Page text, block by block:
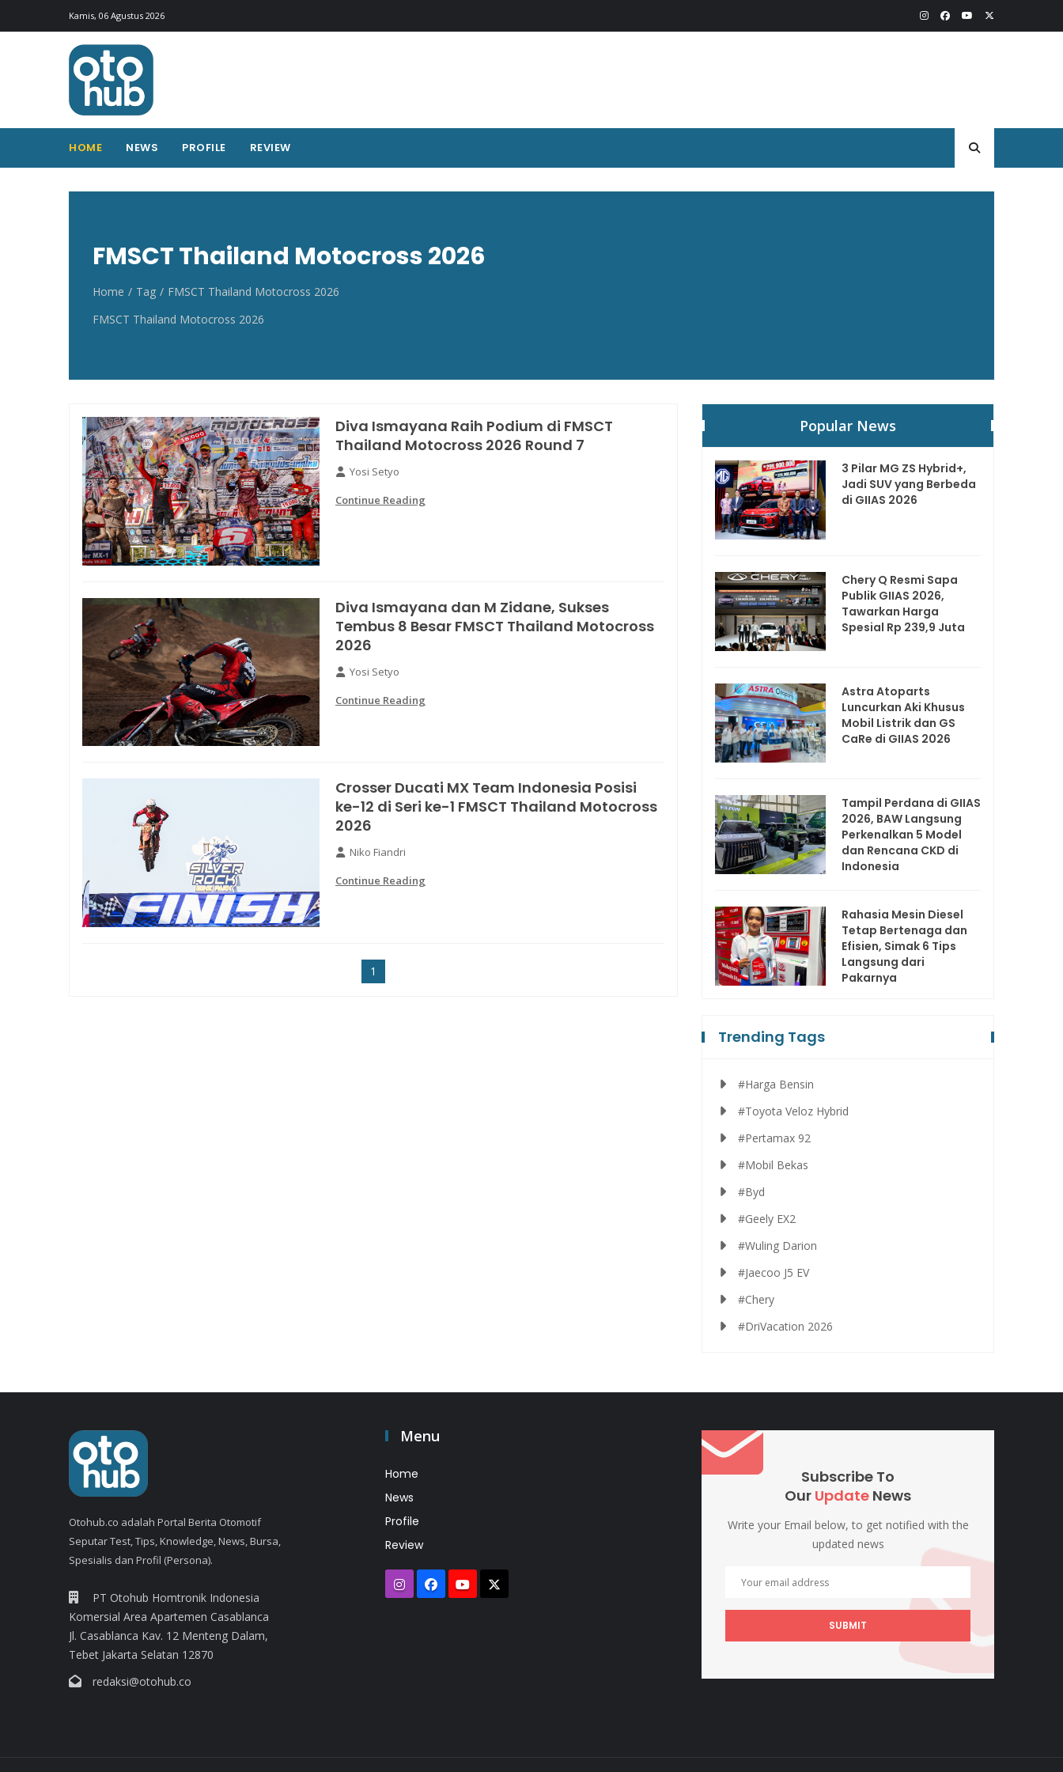
Kamis, 06 Agustus 2026
HOME NEWS PROFILE REVIEW
Otohub.co
Portal berita otomotif Indonesia terkini
FMSCT Thailand Motocross 2026
Home Tag
FMSCT Thailand Motocross 2026
FMSCT Thailand Motocross 2026
Diva Ismayana Raih Podium di FMSCT
Thailand Motocross 2026 Round 7
Yosi Setyo
Continue Reading
Diva Ismayana dan M Zidane, Sukses
Tembus 8 Besar FMSCT Thailand Motocross
2026
Yosi Setyo
Continue Reading
Crosser Ducati MX Team Indonesia Posisi
ke-12 di Seri ke-1 FMSCT Thailand Motocross
2026
Niko Fiandri
Continue Reading
1
Popular News
3 Pilar MG ZS Hybrid+,
Jadi SUV yang Berbeda
di GIIAS 2026
Chery Q Resmi Sapa
Publik GIIAS 2026,
Tawarkan Harga
Spesial Rp 239,9 Juta
Astra Atoparts
Luncurkan Aki Khusus
Mobil Listrik dan GS
CaRe di GIIAS 2026
Tampil Perdana di GIIAS
2026, BAW Langsung
Perkenalkan 5 Model
dan Rencana CKD di
Indonesia
Rahasia Mesin Diesel
Tetap Bertenaga dan
Efisien, Simak 6 Tips
Langsung dari
Pakarnya
Trending Tags
#Harga Bensin
#Toyota Veloz Hybrid
#Pertamax 92
#Mobil Bekas
#Byd
#Geely EX2
#Wuling Darion
#Jaecoo J5 EV
#Chery
#DriVacation 2026
Otohub.co adalah Portal Berita Otomotif
Seputar Test, Tips, Knowledge, News, Bursa,
Spesialis dan Profil (Persona).
PT Otohub Homtronik Indonesia
Komersial Area Apartemen Casablanca
Jl. Casablanca Kav. 12 Menteng Dalam,
Tebet Jakarta Selatan 12870
redaksi@otohub.co
Menu
Home
News
Profile
Review
Subscribe To
Our Update News
Write your Email below, to get notified with the
updated news
SUBMIT